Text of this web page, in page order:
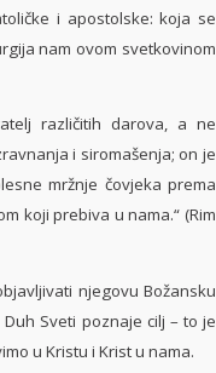
i apostolske: koja se
nam ovom svetkovinom
različitih darova, a ne
i siromašenja; on je
mržnje čovjeka prema
koji prebiva u nama.“ (Rim
njegovu Božansku
Sveti poznaje cilj – to je
u Kristu i Krist u nama.